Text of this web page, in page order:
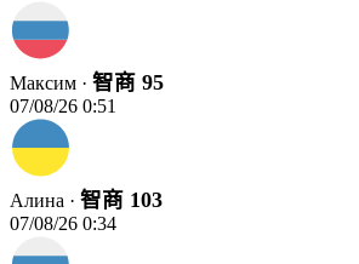
Максим · 智商 95
07/08/26 0:51
Алина · 智商 103
07/08/26 0:34